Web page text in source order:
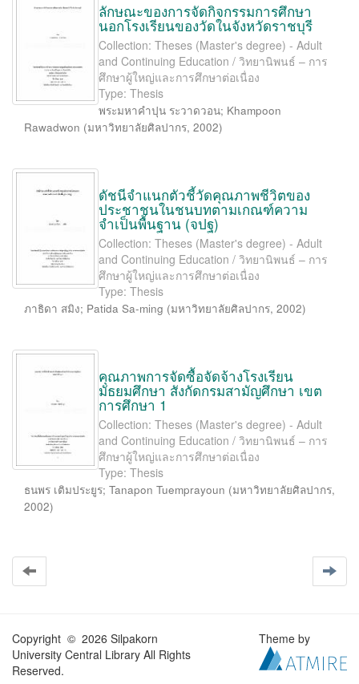
ลักษณะของการจัดกิจกรรมการศึกษา
นอกโรงเรียนของวัดในจังหวัดราชบุรี
Collection: Theses (Master's degree) - Adult
and Continuing Education / วิทยานิพนธ์ – การ
ศึกษาผู้ใหญ่และการศึกษาต่อเนื่อง
Type: Thesis
พระมหาคำปุน ระวาดวอน; Khampoon
Rawadwon (มหาวิทยาลัยศิลปากร, 2002)
ดัชนีจำแนกตัวชี้วัดคุณภาพชีวิตของ
ประชาชนในชนบทตามเกณฑ์ความ
จำเป็นพื้นฐาน (จปฐ)
Collection: Theses (Master's degree) - Adult
and Continuing Education / วิทยานิพนธ์ – การ
ศึกษาผู้ใหญ่และการศึกษาต่อเนื่อง
Type: Thesis
ภาธิดา สมิง; Patida Sa-ming (มหาวิทยาลัยศิลปากร, 2002)
คุณภาพการจัดซื้อจัดจ้างโรงเรียน
มัธยมศึกษา สังกัดกรมสามัญศึกษา เขต
การศึกษา 1
Collection: Theses (Master's degree) - Adult
and Continuing Education / วิทยานิพนธ์ – การ
ศึกษาผู้ใหญ่และการศึกษาต่อเนื่อง
Type: Thesis
ธนพร เติมประยูร; Tanapon Tuemprayoun (มหาวิทยาลัยศิลปากร,
2002)
Copyright © 2026 Silpakorn
University Central Library All Rights
Reserved.
Theme by